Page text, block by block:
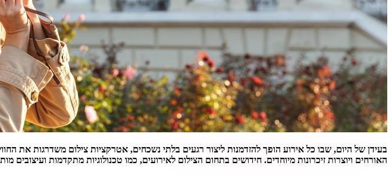
בעידן של היום, שבו כל אירוע הופך להזדמנות ליצור רגעים בלתי נשכחים, אטרקציות צילום משדרגות את
האורחים ויוצרות זיכרונות מיוחדים. חידושים בתחום הצילום לאירועים, כמו טכנולוגיות מתקדמות